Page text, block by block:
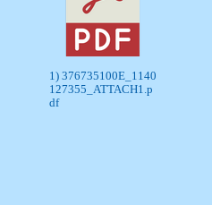
1) 376735100E_1140
127355_ATTACH1.p
df